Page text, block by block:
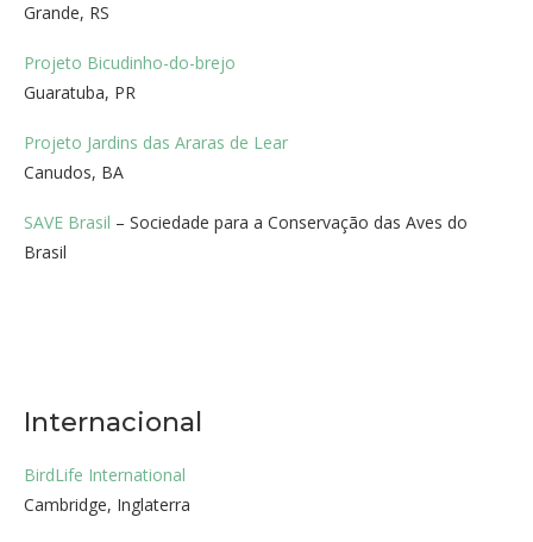
Grande, RS
Projeto Bicudinho-do-brejo
Guaratuba, PR
Projeto Jardins das Araras de Lear
Canudos, BA
SAVE Brasil – Sociedade para a Conservação das Aves do
Brasil
Internacional
BirdLife International
Cambridge, Inglaterra